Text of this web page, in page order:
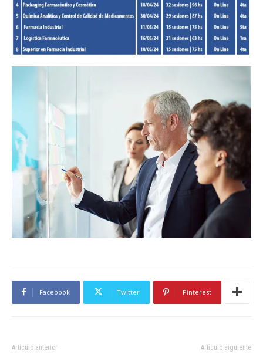
Facebook Twitter Pinterest
Artículo anterior Artículo siguiente